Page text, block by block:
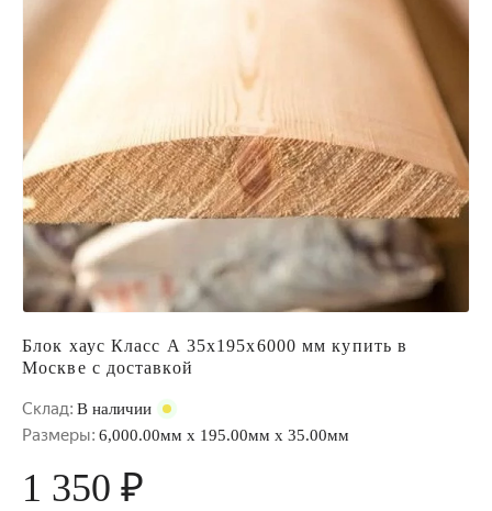
Блок хаус Класс А 35x195x6000 мм купить в
Москве с доставкой
Склад: В наличии
Размеры: 6,000.00мм x 195.00мм x 35.00мм
1 350 ₽